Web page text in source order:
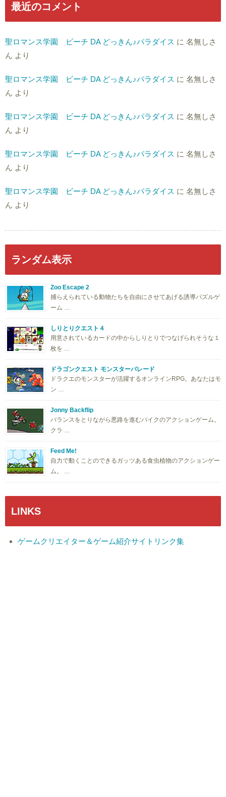
最近のコメント
聖ロマンス学園 ビーチ DA どっきん♪パラダイス に 名無しさ
ん より
聖ロマンス学園 ビーチ DA どっきん♪パラダイス に 名無しさ
ん より
聖ロマンス学園 ビーチ DA どっきん♪パラダイス に 名無しさ
ん より
聖ロマンス学園 ビーチ DA どっきん♪パラダイス に 名無しさ
ん より
聖ロマンス学園 ビーチ DA どっきん♪パラダイス に 名無しさ
ん より
ランダム表示
Zoo Escape 2
捕らえられている動物たちを自由にさせてあげる誘導パズルゲ
ーム …
しりとりクエスト４
用意されているカードの中からしりとりでつなげられそうな１
枚を …
ドラゴンクエスト モンスターパレード
ドラクエのモンスターが活躍するオンラインRPG。あなたはモ
ン …
Jonny Backflip
バランスをとりながら悪路を進むバイクのアクションゲーム。
クラ …
Feed Me!
自力で動くことのできるガッツある食虫植物のアクションゲー
ム。 …
LINKS
ゲームクリエイター＆ゲーム紹介サイトリンク集